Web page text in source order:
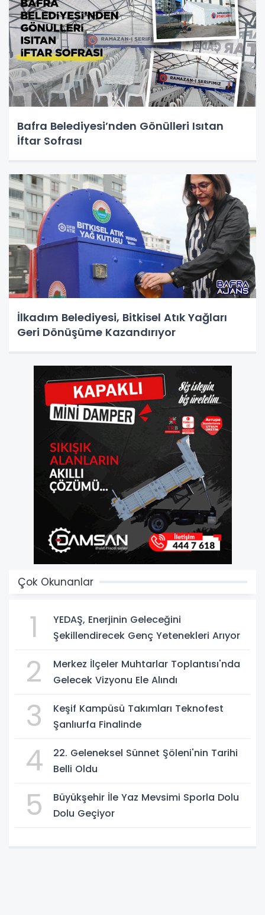
Bafra Belediyesi’nden Gönülleri Isıtan
İftar Sofrası
İlkadım Belediyesi, Bitkisel Atık Yağları
Geri Dönüşüme Kazandırıyor
Çok Okunanlar
1
YEDAŞ, Enerjinin Geleceğini
Şekillendirecek Genç Yetenekleri Arıyor
2
Merkez İlçeler Muhtarlar Toplantısı'nda
Gelecek Vizyonu Ele Alındı
3
Keşif Kampüsü Takımları Teknofest
Şanlıurfa Finalinde
4
22. Geleneksel Sünnet Şöleni'nin Tarihi
Belli Oldu
5
Büyükşehir İle Yaz Mevsimi Sporla Dolu
Dolu Geçiyor